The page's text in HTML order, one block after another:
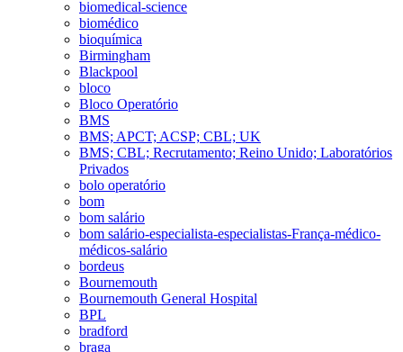
biomedical-science
biomédico
bioquímica
Birmingham
Blackpool
bloco
Bloco Operatório
BMS
BMS; APCT; ACSP; CBL; UK
BMS; CBL; Recrutamento; Reino Unido; Laboratórios
Privados
bolo operatório
bom
bom salário
bom salário-especialista-especialistas-França-médico-
médicos-salário
bordeus
Bournemouth
Bournemouth General Hospital
BPL
bradford
braga